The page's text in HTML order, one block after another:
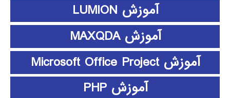
آموزش LUMION
آموزش MAXQDA
آموزش Microsoft Office Project
آموزش PHP